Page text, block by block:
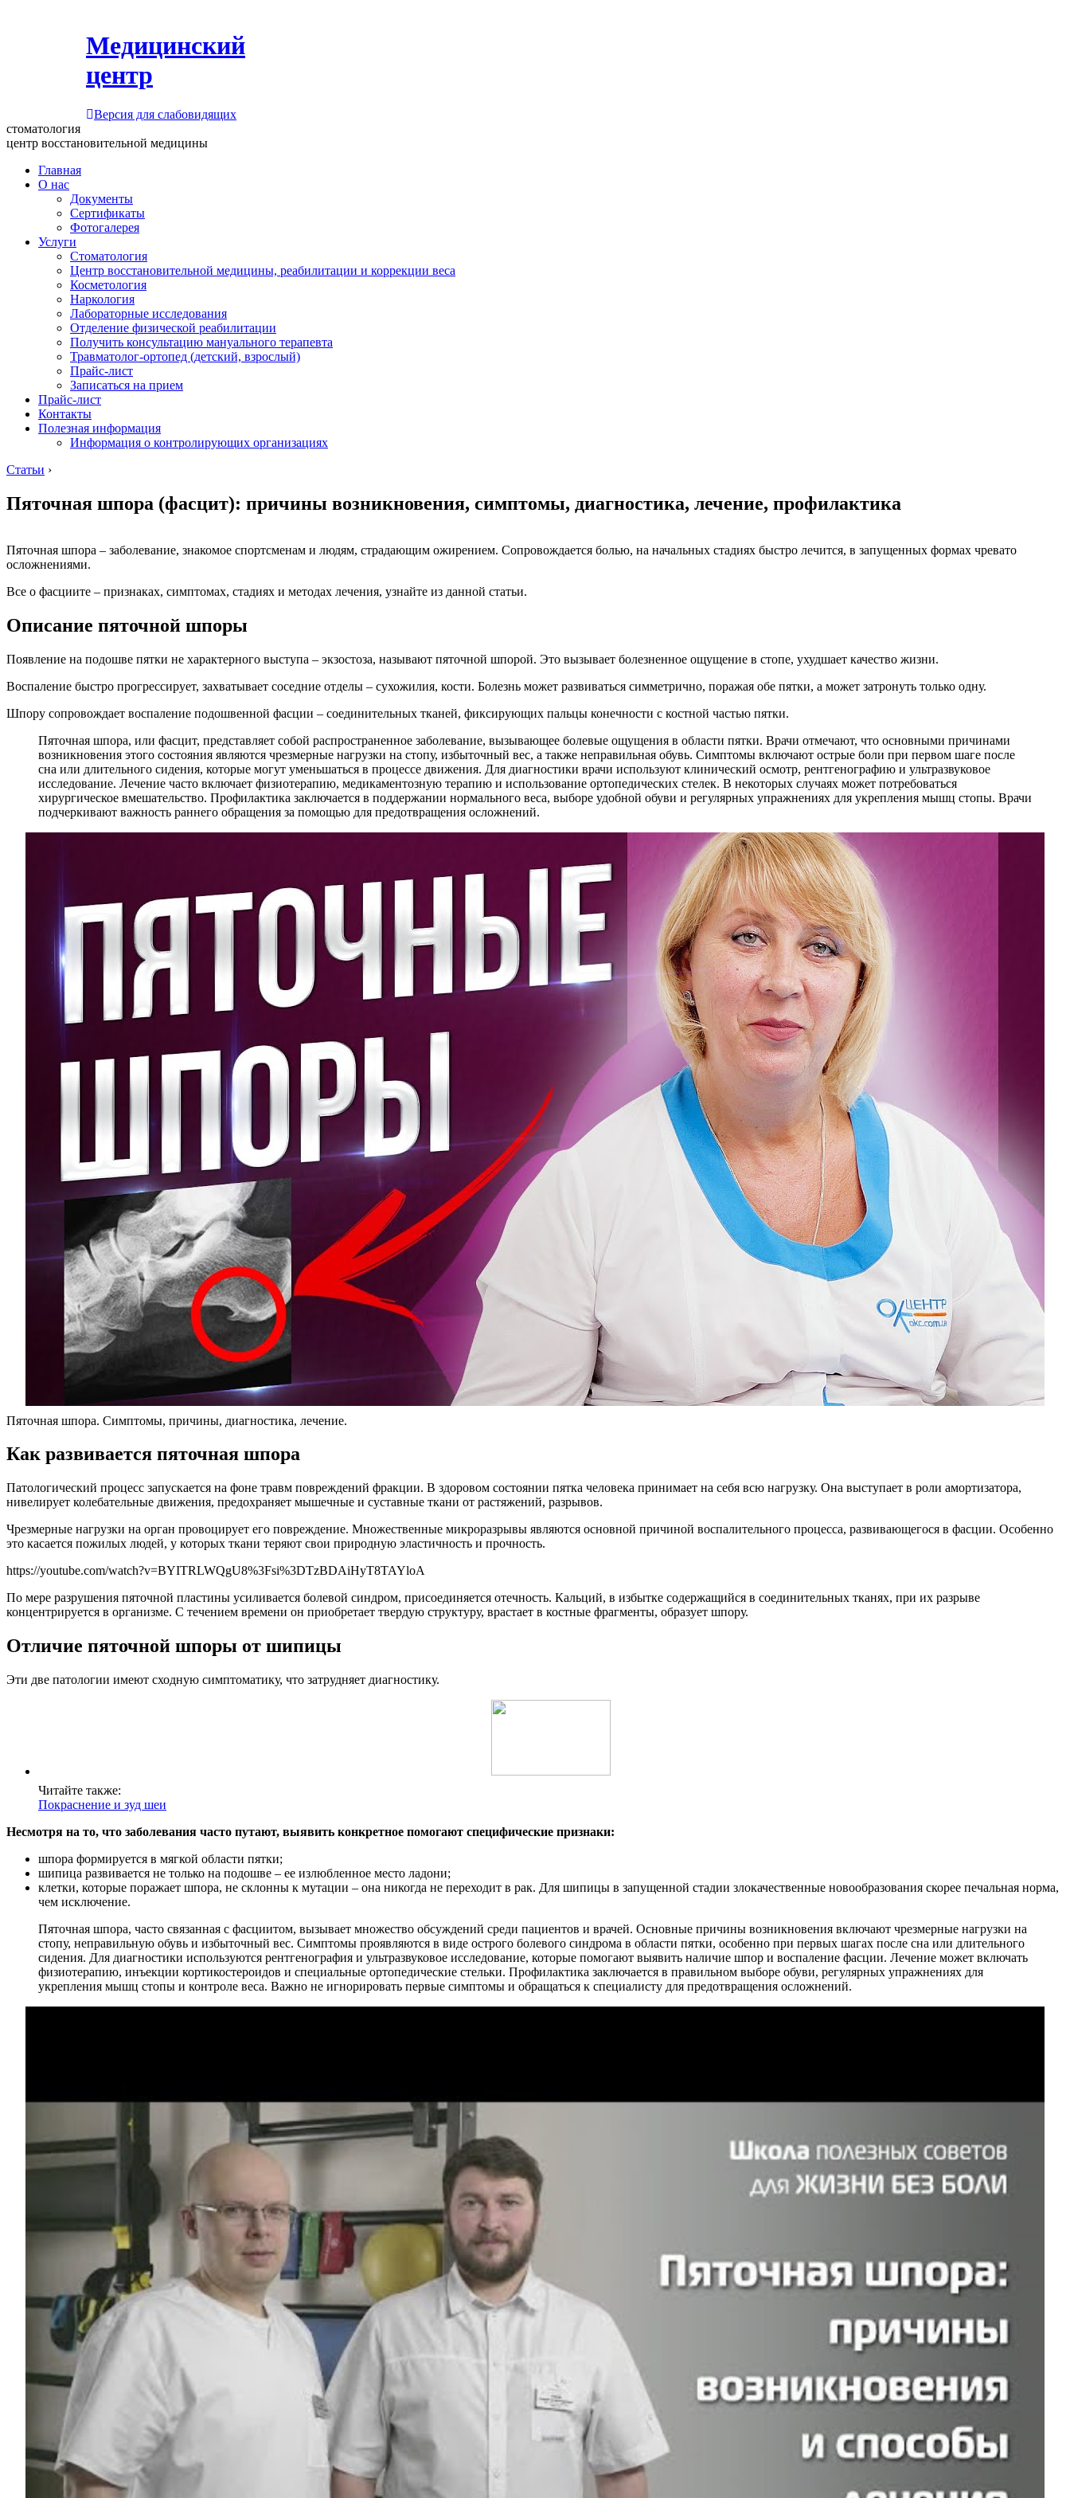
Медицинский
центр
Версия для слабовидящих
стоматология
центр восстановительной медицины
Главная
О нас
Документы
Сертификаты
Фотогалерея
Услуги
Стоматология
Центр восстановительной медицины, реабилитации и коррекции веса
Косметология
Наркология
Лабораторные исследования
Отделение физической реабилитации
Получить консультацию мануального терапевта
Травматолог-ортопед (детский, взрослый)
Прайс-лист
Записаться на прием
Прайс-лист
Контакты
Полезная информация
Информация о контролирующих организациях
Статьи ›
Пяточная шпора (фасцит): причины возникновения, симптомы, диагностика, лечение, профилактика
Пяточная шпора – заболевание, знакомое спортсменам и людям, страдающим ожирением. Сопровождается болью, на начальных стадиях быстро лечится, в запущенных формах чревато
осложнениями.
Все о фасциите – признаках, симптомах, стадиях и методах лечения, узнайте из данной статьи.
Описание пяточной шпоры
Появление на подошве пятки не характерного выступа – экзостоза, называют пяточной шпорой. Это вызывает болезненное ощущение в стопе, ухудшает качество жизни.
Воспаление быстро прогрессирует, захватывает соседние отделы – сухожилия, кости. Болезнь может развиваться симметрично, поражая обе пятки, а может затронуть только одну.
Шпору сопровождает воспаление подошвенной фасции – соединительных тканей, фиксирующих пальцы конечности с костной частью пятки.
Пяточная шпора, или фасцит, представляет собой распространенное заболевание, вызывающее болевые ощущения в области пятки. Врачи отмечают, что основными причинами
возникновения этого состояния являются чрезмерные нагрузки на стопу, избыточный вес, а также неправильная обувь. Симптомы включают острые боли при первом шаге после
сна или длительного сидения, которые могут уменьшаться в процессе движения. Для диагностики врачи используют клинический осмотр, рентгенографию и ультразвуковое
исследование. Лечение часто включает физиотерапию, медикаментозную терапию и использование ортопедических стелек. В некоторых случаях может потребоваться
хирургическое вмешательство. Профилактика заключается в поддержании нормального веса, выборе удобной обуви и регулярных упражнениях для укрепления мышц стопы. Врачи
подчеркивают важность раннего обращения за помощью для предотвращения осложнений.
Пяточная шпора. Симптомы, причины, диагностика, лечение.
Как развивается пяточная шпора
Патологический процесс запускается на фоне травм повреждений фракции. В здоровом состоянии пятка человека принимает на себя всю нагрузку. Она выступает в роли амортизатора,
нивелирует колебательные движения, предохраняет мышечные и суставные ткани от растяжений, разрывов.
Чрезмерные нагрузки на орган провоцирует его повреждение. Множественные микроразрывы являются основной причиной воспалительного процесса, развивающегося в фасции. Особенно
это касается пожилых людей, у которых ткани теряют свои природную эластичность и прочность.
https://youtube.com/watch?v=BYITRLWQgU8%3Fsi%3DTzBDAiHyT8TAYloA
По мере разрушения пяточной пластины усиливается болевой синдром, присоединяется отечность. Кальций, в избытке содержащийся в соединительных тканях, при их разрыве
концентрируется в организме. С течением времени он приобретает твердую структуру, врастает в костные фрагменты, образует шпору.
Отличие пяточной шпоры от шипицы
Эти две патологии имеют сходную симптоматику, что затрудняет диагностику.
Читайте также:
Покраснение и зуд шеи
Несмотря на то, что заболевания часто путают, выявить конкретное помогают специфические признаки:
шпора формируется в мягкой области пятки;
шипица развивается не только на подошве – ее излюбленное место ладони;
клетки, которые поражает шпора, не склонны к мутации – она никогда не переходит в рак. Для шипицы в запущенной стадии злокачественные новообразования скорее печальная норма,
чем исключение.
Пяточная шпора, часто связанная с фасциитом, вызывает множество обсуждений среди пациентов и врачей. Основные причины возникновения включают чрезмерные нагрузки на
стопу, неправильную обувь и избыточный вес. Симптомы проявляются в виде острого болевого синдрома в области пятки, особенно при первых шагах после сна или длительного
сидения. Для диагностики используются рентгенография и ультразвуковое исследование, которые помогают выявить наличие шпор и воспаление фасции. Лечение может включать
физиотерапию, инъекции кортикостероидов и специальные ортопедические стельки. Профилактика заключается в правильном выборе обуви, регулярных упражнениях для
укрепления мышц стопы и контроле веса. Важно не игнорировать первые симптомы и обращаться к специалисту для предотвращения осложнений.